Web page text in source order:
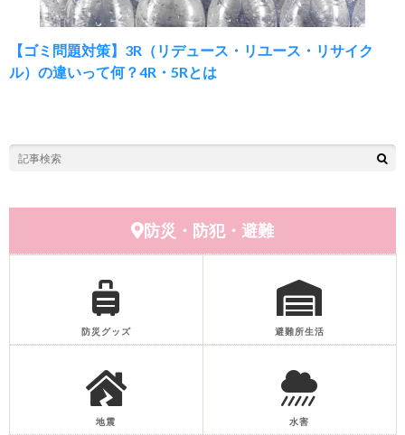
【ゴミ問題対策】3R（リデュース・リユース・リサイク
ル）の違いって何？4R・5Rとは
防災・防犯・避難
防災グッズ 避難所生活
地震 水害